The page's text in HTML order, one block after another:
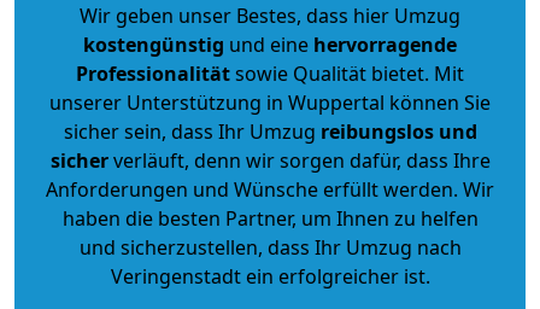
Wir geben unser Bestes, dass hier Umzug
kostengünstig und eine hervorragende
Professionalitätsowie Qualität bietet. Mit
unserer Unterstützung in Wuppertal können Sie
sicher sein, dass Ihr Umzug reibungslos und
sicherverläuft, denn wir sorgen dafür, dass Ihre
Anforderungen und Wünsche erfüllt werden. Wir
haben die besten Partner, um Ihnen zu helfen
und sicherzustellen, dass Ihr Umzug nach
Veringenstadt ein erfolgreicher ist.